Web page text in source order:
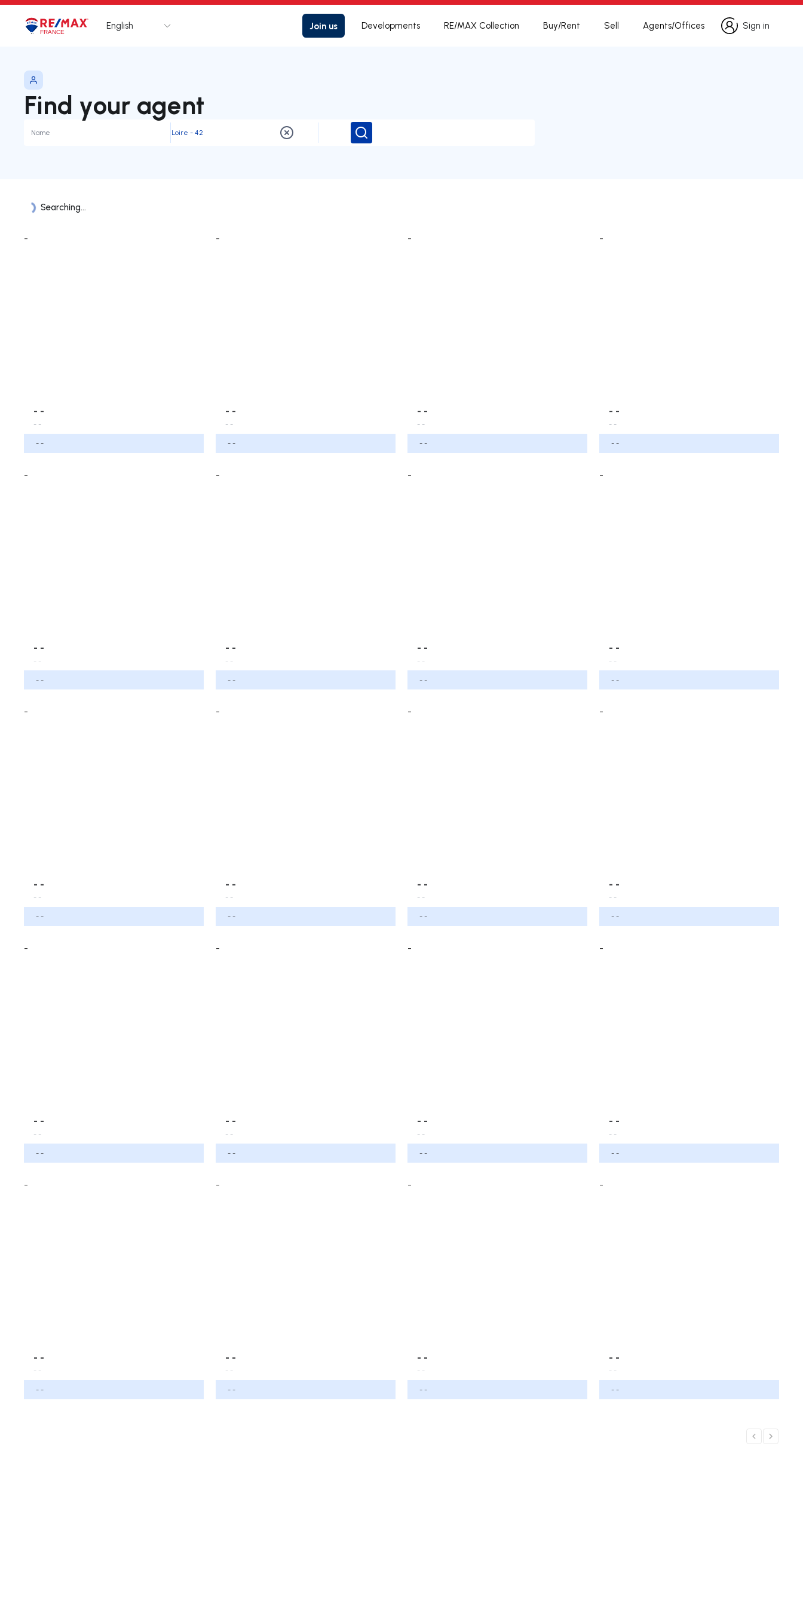
LogoGo to homepage
English Join us Developments RE/MAX Collection Buy/Rent Sell Agents/Offices
Sign in
Sign in
Find your agent
Search
Searching...
Agents List
-
- -
- -
- -
-
- -
- -
- -
-
- -
- -
- -
-
- -
- -
- -
-
- -
- -
- -
-
- -
- -
- -
-
- -
- -
- -
-
- -
- -
- -
-
- -
- -
- -
-
- -
- -
- -
-
- -
- -
- -
-
- -
- -
- -
-
- -
- -
- -
-
- -
- -
- -
-
- -
- -
- -
-
- -
- -
- -
-
- -
- -
- -
-
- -
- -
- -
-
- -
- -
- -
-
- -
- -
- -